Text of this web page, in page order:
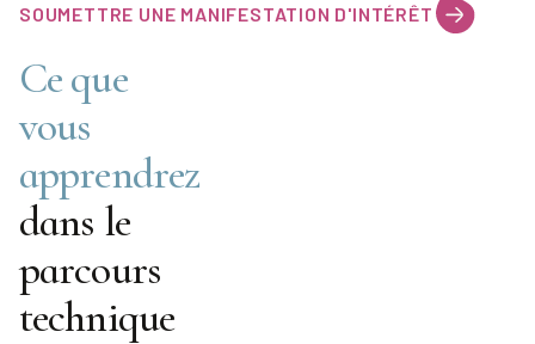
SOUMETTRE UNE MANIFESTATION D'INTÉRÊT
Ce que
vous
apprendrez
dans le
parcours
technique